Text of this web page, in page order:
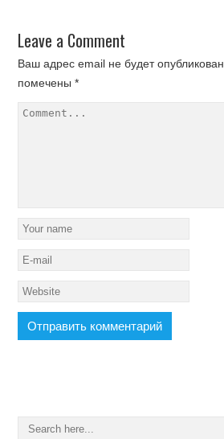
Leave a Comment
Ваш адрес email не будет опубликован.
помечены*